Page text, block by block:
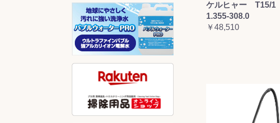
ケルヒャー T15/1
1.355-308.0
￥48,510